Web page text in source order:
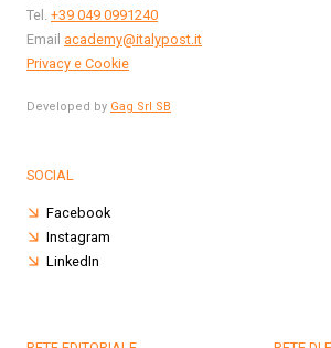
Tel. +39 049 0991240
Email academy@italypost.it
Privacy e Cookie
Developed by Gag Srl SB
SOCIAL
Facebook
Instagram
LinkedIn